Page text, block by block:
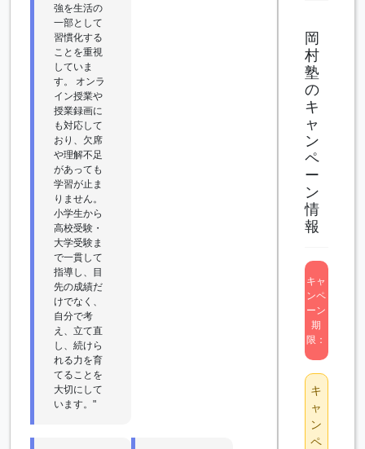
強を生活の
一部として
習慣化する
ことを重視
していま
す。 オンラ
イン授業や
授業録画に
も対応して
おり、欠席
や理解不足
があっても
学習が止ま
りません。
小学生から
高校受験・
大学受験ま
で一貫して
指導し、目
先の成績だ
けでなく、
自分で考
え、立て直
し、続けら
れる力を育
てることを
大切にして
います。"
岡
村
塾
の
キ
ャ
ン
ペ
ー
ン
情
報
キャ
ンペ
ーン
期
限：
キ
ャ
ン
ペ